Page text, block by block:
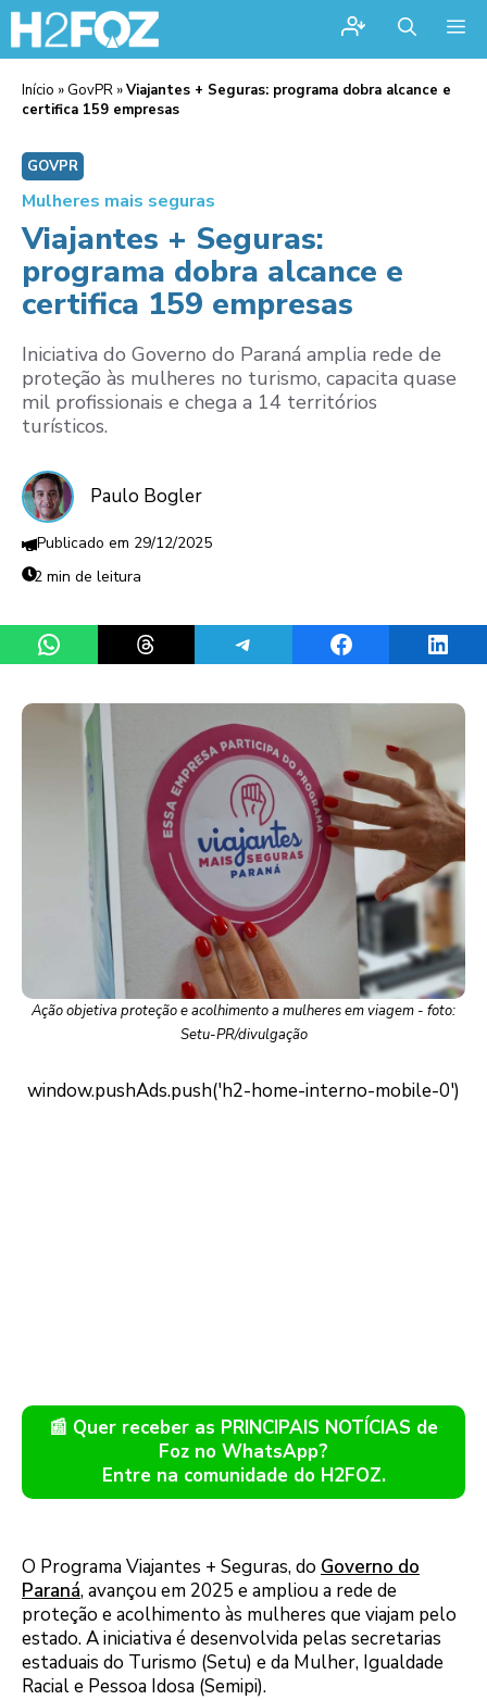
Início » GovPR »Viajantes + Seguras: programa dobra alcance e
certifica 159 empresas
GOVPR
Mulheres mais seguras
Viajantes + Seguras:
programa dobra alcance e
certifica 159 empresas
Iniciativa do Governo do Paraná amplia rede de
proteção às mulheres no turismo, capacita quase
mil profissionais e chega a 14 territórios
turísticos.
Paulo Bogler
29/12/2025
2 min de leitura
Share on WhatsAppShare on ThreadsShare on TelegramShare on Facebook
Ação objetiva proteção e acolhimento a mulheres em viagem - foto:
Setu-PR/divulgação
📰 Quer receber as PRINCIPAIS NOTÍCIAS de
Foz no WhatsApp?
Entre na comunidade do H2FOZ.
O Programa Viajantes + Seguras, do Governo do
Paraná, avançou em 2025 e ampliou a rede de
proteção e acolhimento às mulheres que viajam pelo
estado. A iniciativa é desenvolvida pelas secretarias
estaduais do Turismo (Setu) e da Mulher, Igualdade
Racial e Pessoa Idosa (Semipi).